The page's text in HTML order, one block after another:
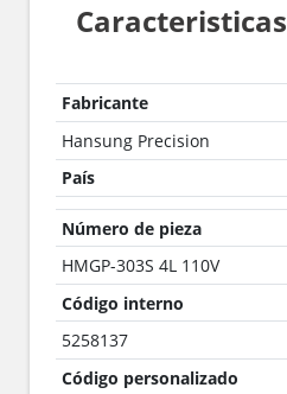
Caracteristicas
Fabricante
Hansung Precision
País
Número de pieza
HMGP-303S 4L 110V
Código interno
5258137
Código personalizado